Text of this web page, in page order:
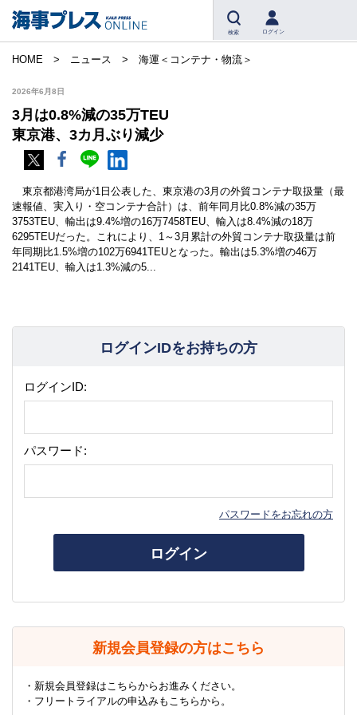
検索 ログイン
HOME ニュース 海運＜コンテナ・物流＞
2026年6月8日
3月は0.8%減の35万TEU
東京港、3カ月ぶり減少
東京都港湾局が1日公表した、東京港の3月の外貿コンテナ取扱量（最
速報値、実入り・空コンテナ合計）は、前年同月比0.8%減の35万
3753TEU、輸出は9.4%増の16万7458TEU、輸入は8.4%減の18万
6295TEUだった。これにより、1～3月累計の外貿コンテナ取扱量は前
年同期比1.5%増の102万6941TEUとなった。輸出は5.3%増の46万
2141TEU、輸入は1.3%減の5...
ログインIDをお持ちの方
ログインID:
パスワード:
パスワードをお忘れの方
ログイン
新規会員登録の方はこちら
・新規会員登録はこちらからお進みください。
・フリートライアルの申込みもこちらから。